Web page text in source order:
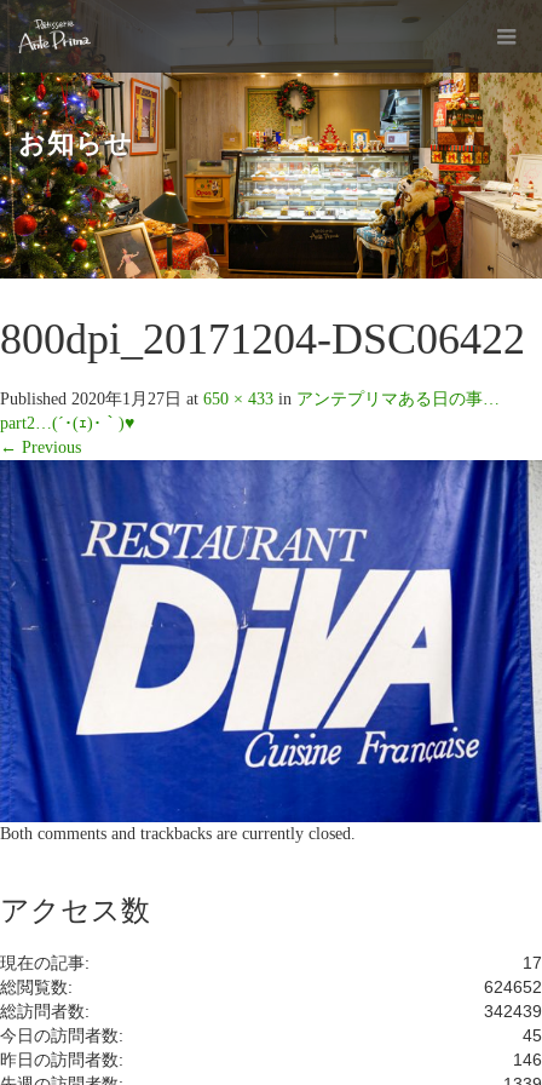
お知らせ
800dpi_20171204-DSC06422
Published 2020年1月27日 at 650 × 433 in アンテプリマある日の事…
part2…(´･(ｪ)･｀)♥
← Previous
Both comments and trackbacks are currently closed.
アクセス数
17
現在の記事:
624652
総閲覧数:
342439
総訪問者数:
45
今日の訪問者数:
146
昨日の訪問者数: